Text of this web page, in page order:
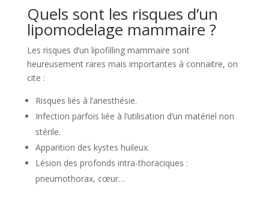
Quels sont les risques d’un
lipomodelage mammaire ?
Les risques d’un lipofilling mammaire sont
heureusement rares mais importantes à connaitre, on
cite :
Risques liés à l’anesthésie.
Infection parfois liée à l’utilisation d’un matériel non
stérile.
Apparition des kystes huileux.
Lésion des profonds intra-thoraciques :
pneumothorax, cœur…